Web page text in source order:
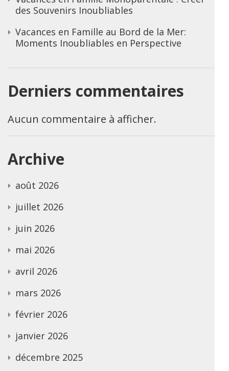
des Souvenirs Inoubliables
Vacances en Famille au Bord de la Mer:
Moments Inoubliables en Perspective
Derniers commentaires
Aucun commentaire à afficher.
Archive
août 2026
juillet 2026
juin 2026
mai 2026
avril 2026
mars 2026
février 2026
janvier 2026
décembre 2025